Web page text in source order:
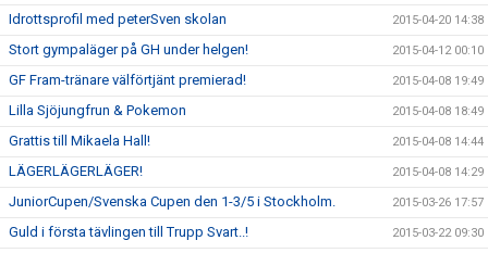
Idrottsprofil med peterSven skolan 2015-04-20 14:38
Stort gympaläger på GH under helgen! 2015-04-12 00:10
GF Fram-tränare välförtjänt premierad! 2015-04-08 19:49
Lilla Sjöjungfrun & Pokemon 2015-04-08 18:49
Grattis till Mikaela Hall! 2015-04-08 14:44
LÄGERLÄGERLÄGER! 2015-04-08 14:29
JuniorCupen/Svenska Cupen den 1-3/5 i Stockholm. 2015-03-26 17:57
Guld i första tävlingen till Trupp Svart..! 2015-03-22 09:30